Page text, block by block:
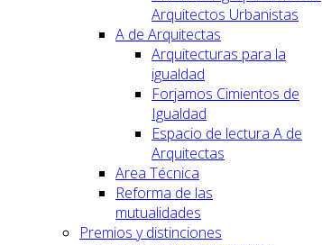
Arquitectos Urbanistas
A de Arquitectas
Arquitecturas para la
igualdad
Forjamos Cimientos de
Igualdad
Espacio de lectura A de
Arquitectas
Area Técnica
Reforma de las
mutualidades
Premios y distinciones